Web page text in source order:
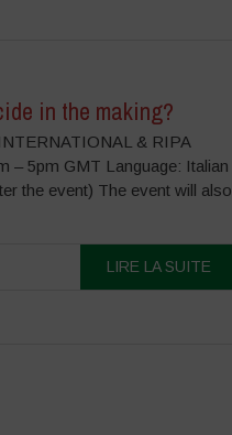
in the making?
& RIPA
– 5pm GMT Language: Italian
the event) The event will also
LIRE LA SUITE